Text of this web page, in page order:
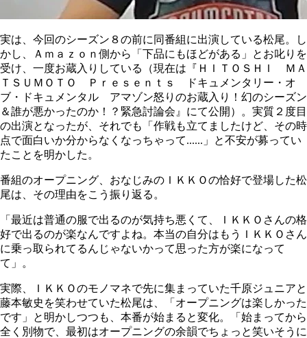
実は、今回のシーズン８の前に同番組に出演している松尾。し
かし、Ａｍａｚｏｎ側から「下品にもほどがある」とお叱りを
受け、一度お蔵入りしている（現在は『ＨＩＴＯＳＨＩ ＭＡ
ＴＳＵＭＯＴＯ Ｐｒｅｓｅｎｔｓ ドキュメンタリー・オ
ブ・ドキュメンタル アマゾン怒りのお蔵入り！幻のシーズン
＆誰が悪かったのか！？緊急討論会』にて公開）。実質２度目
の出演となったが、それでも「作戦も立てましたけど、その時
点で面白いか分からなくなっちゃって......」と不安が募ってい
たことを明かした。
番組のオープニング、おなじみのＩＫＫＯの恰好で登場した松
尾は、その理由をこう振り返る。
「最近は普通の服で出るのが気持ち悪くて、ＩＫＫＯさんの格
好で出るのが楽なんですよね。本当の自分はもうＩＫＫＯさん
に乗っ取られてるんじゃないかって思った方が楽になって
て」。
実際、ＩＫＫＯのモノマネで先に集まっていた千原ジュニアと
藤本敏史を笑わせていた松尾は、「オープニングは楽しかった
です」と明かしつつも、本番が始まると変化。「始まってから
全く別物で、最初はオープニングの余韻でちょっと笑いそうに